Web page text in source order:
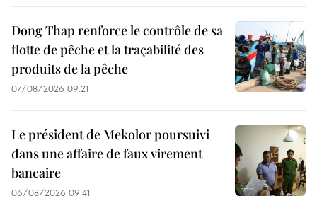
Dong Thap renforce le contrôle de sa
flotte de pêche et la traçabilité des
produits de la pêche
07/08/2026 09:21
Le président de Mekolor poursuivi
dans une affaire de faux virement
bancaire
06/08/2026 09:41